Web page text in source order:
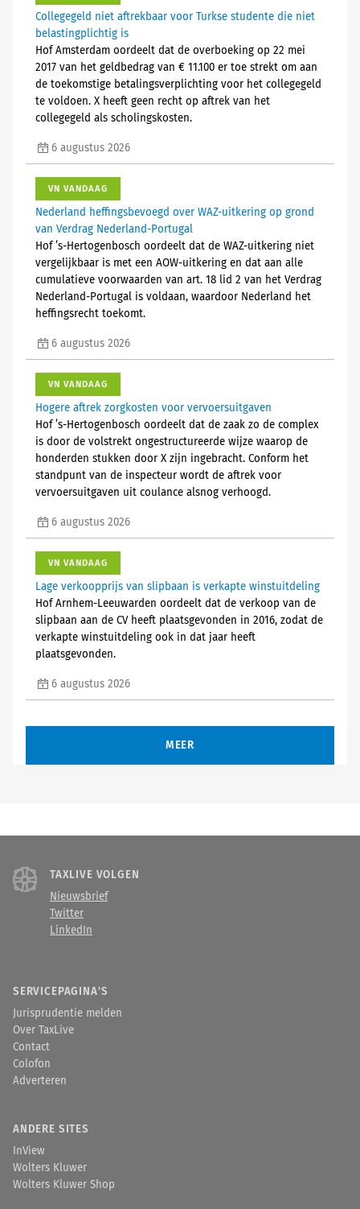
Collegegeld niet aftrekbaar voor Turkse studente die niet
belastingplichtig is
Hof Amsterdam oordeelt dat de overboeking op 22 mei
2017 van het geldbedrag van € 11.100 er toe strekt om aan
de toekomstige betalingsverplichting voor het collegegeld
te voldoen. X heeft geen recht op aftrek van het
collegegeld als scholingskosten.
6 augustus 2026
VN VANDAAG
Nederland heffingsbevoegd over WAZ-uitkering op grond
van Verdrag Nederland-Portugal
Hof ’s-Hertogenbosch oordeelt dat de WAZ-uitkering niet
vergelijkbaar is met een AOW-uitkering en dat aan alle
cumulatieve voorwaarden van art. 18 lid 2 van het Verdrag
Nederland-Portugal is voldaan, waardoor Nederland het
heffingsrecht toekomt.
6 augustus 2026
VN VANDAAG
Hogere aftrek zorgkosten voor vervoersuitgaven
Hof ’s-Hertogenbosch oordeelt dat de zaak zo de complex
is door de volstrekt ongestructureerde wijze waarop de
honderden stukken door X zijn ingebracht. Conform het
standpunt van de inspecteur wordt de aftrek voor
vervoersuitgaven uit coulance alsnog verhoogd.
6 augustus 2026
VN VANDAAG
Lage verkoopprijs van slipbaan is verkapte winstuitdeling
Hof Arnhem-Leeuwarden oordeelt dat de verkoop van de
slipbaan aan de CV heeft plaatsgevonden in 2016, zodat de
verkapte winstuitdeling ook in dat jaar heeft
plaatsgevonden.
6 augustus 2026
MEER
TAXLIVE VOLGEN
Nieuwsbrief
Twitter
LinkedIn
SERVICEPAGINA'S
Jurisprudentie melden
Over TaxLive
Contact
Colofon
Adverteren
ANDERE SITES
InView
Wolters Kluwer
Wolters Kluwer Shop